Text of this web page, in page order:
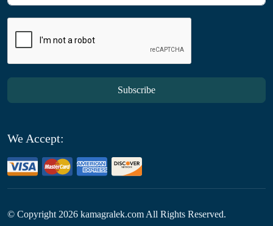
Subscribe
We Accept:
© Copyright 2026 kamagralek.com All Rights Reserved.